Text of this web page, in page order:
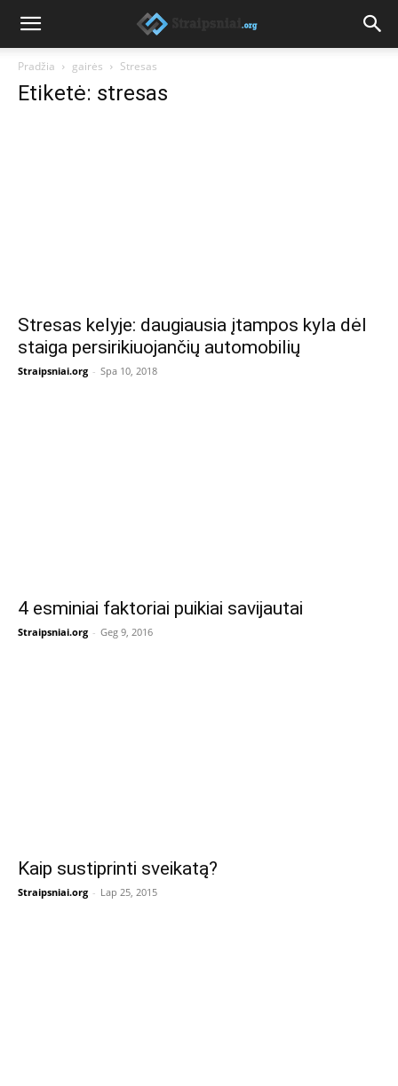
Pradžia gairės Stresas
Etiketė: stresas
Stresas kelyje: daugiausia įtampos kyla dėl
staiga persirikiuojančių automobilių
Straipsniai.org - Spa 10, 2018
4 esminiai faktoriai puikiai savijautai
Straipsniai.org - Geg 9, 2016
Kaip sustiprinti sveikatą?
Straipsniai.org - Lap 25, 2015